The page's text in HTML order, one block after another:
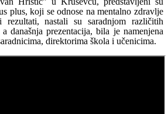
plus, koji se odnose na mentalno zdravlje
nastali su saradnjom različitih
današnja prezentacija, bila je namenjena
direktorima škola i učenicima.